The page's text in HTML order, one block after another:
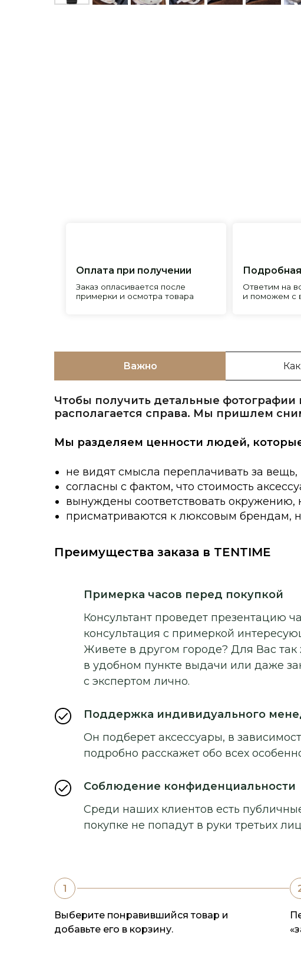
Важно
Чтобы получить детальные
располагается справа. Мы пришлем
Мы разделяем ценности людей,
не видят смысла переплачивать за
согласны с фактом, что стоимость
вынуждены соответствовать окружению,
присматриваются к люксовым брендам,
Преимущества заказа в TENTIME
Примерка часов перед покупкой
Консультант проведет презентацию
консультация с примеркой
Живете в другом городе? Для Вас
в удобном пункте выдачи или даже
с экспертом лично.
Поддержка индивидуального
Он подберет аксессуары, в
подробно расскажет обо всех
Соблюдение конфиденциальности
Среди наших клиентов есть
покупке не попадут в руки третьих
Выберите понравившийся товар и
добавьте его в корзину.